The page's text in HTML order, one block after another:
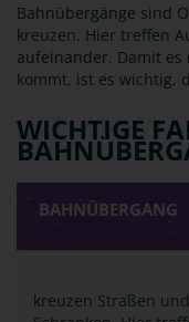
Bahnübergänge sind
kreuzen. Hier treffen
aufeinander. Damit
kommt, ist es wichtig,
WICHTIGE
BAHNÜBERGANG
kreuzen Straßen